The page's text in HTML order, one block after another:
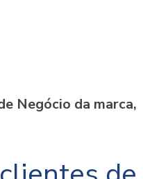
Negócio da marca,